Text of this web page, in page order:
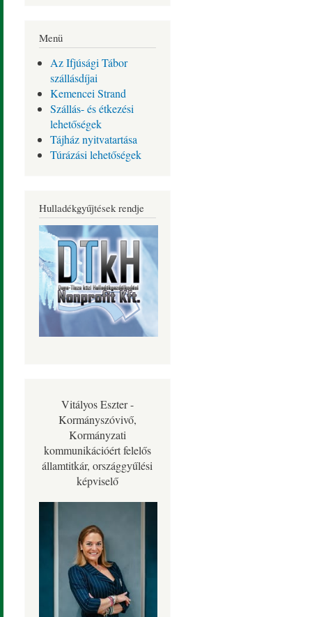
Menü
Az Ifjúsági Tábor
szállásdíjai
Kemencei Strand
Szállás- és étkezési
lehetőségek
Tájház nyitvatartása
Túrázási lehetőségek
Hulladékgyűjtések rendje
Vitályos Eszter -
Kormányszóvivő,
Kormányzati
kommunikációért felelős
államtitkár, országgyűlési
képviselő